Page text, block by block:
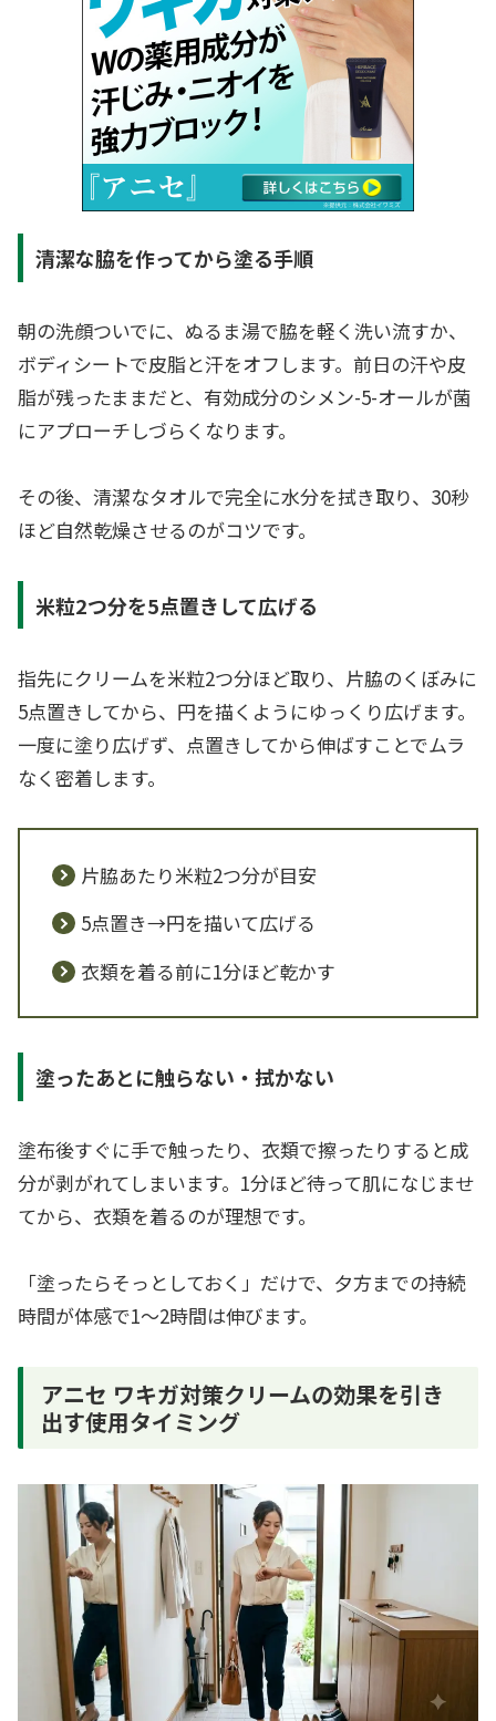
清潔な脇を作ってから塗る手順
朝の洗顔ついでに、ぬるま湯で脇を軽く洗い流すか、
ボディシートで皮脂と汗をオフします。前日の汗や皮
脂が残ったままだと、有効成分のシメン-5-オールが菌
にアプローチしづらくなります。
その後、清潔なタオルで完全に水分を拭き取り、30秒
ほど自然乾燥させるのがコツです。
米粒2つ分を5点置きして広げる
指先にクリームを米粒2つ分ほど取り、片脇のくぼみに
5点置きしてから、円を描くようにゆっくり広げます。
一度に塗り広げず、点置きしてから伸ばすことでムラ
なく密着します。
片脇あたり米粒2つ分が目安
5点置き→円を描いて広げる
衣類を着る前に1分ほど乾かす
塗ったあとに触らない・拭かない
塗布後すぐに手で触ったり、衣類で擦ったりすると成
分が剥がれてしまいます。1分ほど待って肌になじませ
てから、衣類を着るのが理想です。
「塗ったらそっとしておく」だけで、夕方までの持続
時間が体感で1〜2時間は伸びます。
アニセ ワキガ対策クリームの効果を引き
出す使用タイミング